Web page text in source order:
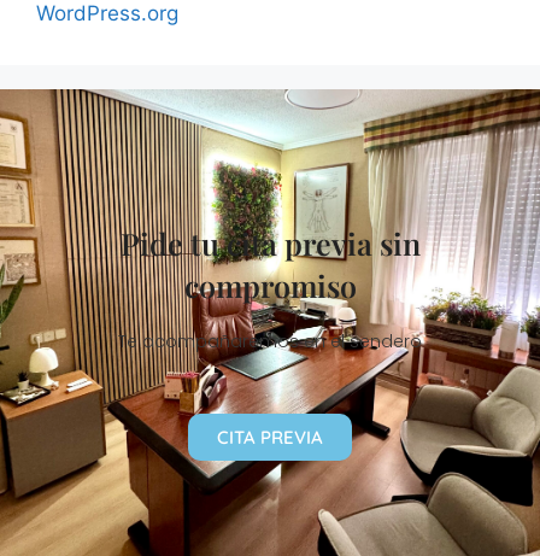
WordPress.org
Pide tu cita previa sin
compromiso
Te acompañaremos en el sendero
CITA PREVIA